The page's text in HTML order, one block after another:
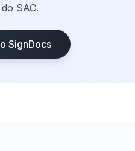
SAC.
SignDocs